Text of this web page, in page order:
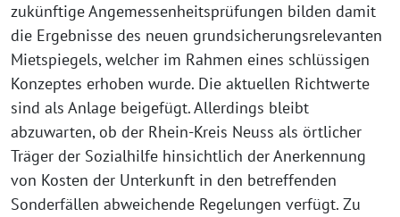
zukünftige Angemessenheitsprüfungen bilden damit
die Ergebnisse des neuen grundsicherungsrelevanten
Mietspiegels, welcher im Rahmen eines schlüssigen
Konzeptes erhoben wurde. Die aktuellen Richtwerte
sind als Anlage beigefügt. Allerdings bleibt
abzuwarten, ob der Rhein-Kreis Neuss als örtlicher
Träger der Sozialhilfe hinsichtlich der Anerkennung
von Kosten der Unterkunft in den betreffenden
Sonderfällen abweichende Regelungen verfügt. Zu